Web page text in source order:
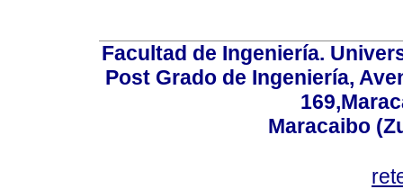
Facultad de Ingeniería.
Post Grado de Ingeniería,
Maracaibo